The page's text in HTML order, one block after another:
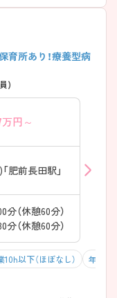
育所あり！療養型病
)
万円～
肥前長田駅」
分（休憩60分）
分（休憩60分）
10h以下（ほぼなし） 年間休